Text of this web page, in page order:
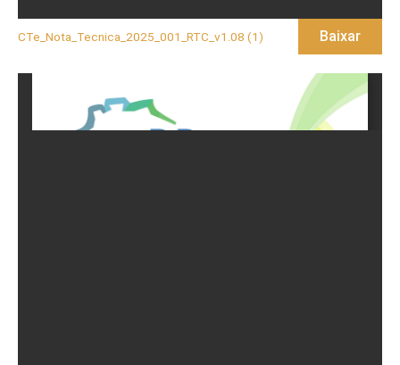
CTe_Nota_Tecnica_2025_001_RTC_v1.08 (1) Baixar